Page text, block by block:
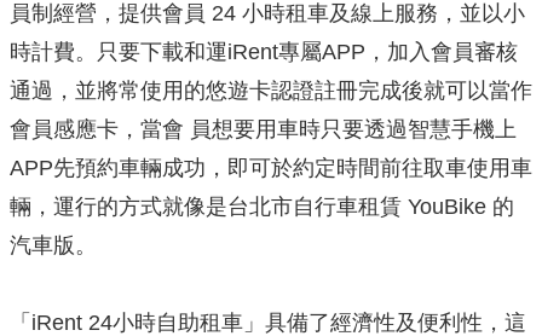
員制經營，提供會員 24 小時租車及線上服務，並以小
時計費。只要下載和運iRent專屬APP，加入會員審核
通過，並將常使用的悠遊卡認證註冊完成後就可以當作
會員感應卡，當會 員想要用車時只要透過智慧手機上
APP先預約車輛成功，即可於約定時間前往取車使用車
輛，運行的方式就像是台北市自行車租賃 YouBike 的
汽車版。
「iRent 24小時自助租車」具備了經濟性及便利性，這